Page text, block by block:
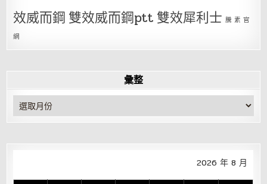
效威而鋼 雙效威而鋼ptt 雙效犀利士 騰 素 官
網
彙整
彙
整
2026 年 8 月